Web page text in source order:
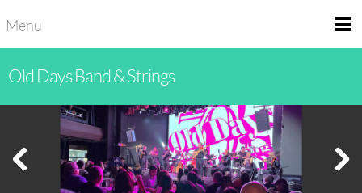
Menu
Old Days Band & Strings